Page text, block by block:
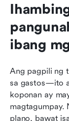
ibang
Ang pagpili ng
sa gastos—ito
koponan ay
magtagumpay.
plano, bawat